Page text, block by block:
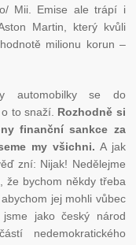
Mii. Emise ale trápí i
Martin, který kvůli
milionu korun –
automobilky se do
to snaží. Rozhodně si
finanční sankce za
my všichni. A jak
zní: Nijak! Nedělejme
že bychom někdy třeba
jej mohli vůbec
jako český národ
nedemokratického